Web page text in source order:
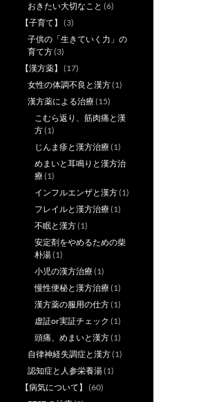
おきたい大切なこと (6)
【子育て】
(3)
子供の「生きていく力」の
育て方(3)
【漢方薬】
(17)
女性の体調不良と漢方(1)
漢方薬による治療(15)
こむら返り、筋肉痛と漢
方(1)
じんま疹と漢方治療(1)
めまいと耳鳴りと漢方治
療(1)
インフルエンザと漢方(1)
フレイルと漢方治療(1)
不眠と漢方(1)
安定剤をやめるための柴
朴湯(1)
小児の漢方治療(1)
慢性便秘と漢方治療(1)
漢方薬の服用の仕方(1)
虚証or実証チェック (1)
頭痛、めまいと漢方(1)
自律神経失調症と漢方(1)
認知症と人参栄養湯(1)
【病気について】
(60)